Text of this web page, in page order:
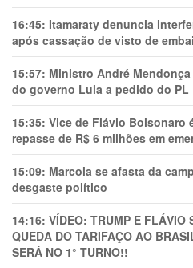
16:45: Itamaraty denuncia
após cassação de visto de
15:57: Ministro André
do governo Lula a pedido do PL
15:35: Vice de Flávio Bolsonaro
repasse de R$ 6 milhões em
15:09: Marcola se afasta da
desgaste político
14:16: VÍDEO: TRUMP E FLÁVIO
QUEDA DO TARIFAÇO AO
SERÁ NO 1° TURNO!!